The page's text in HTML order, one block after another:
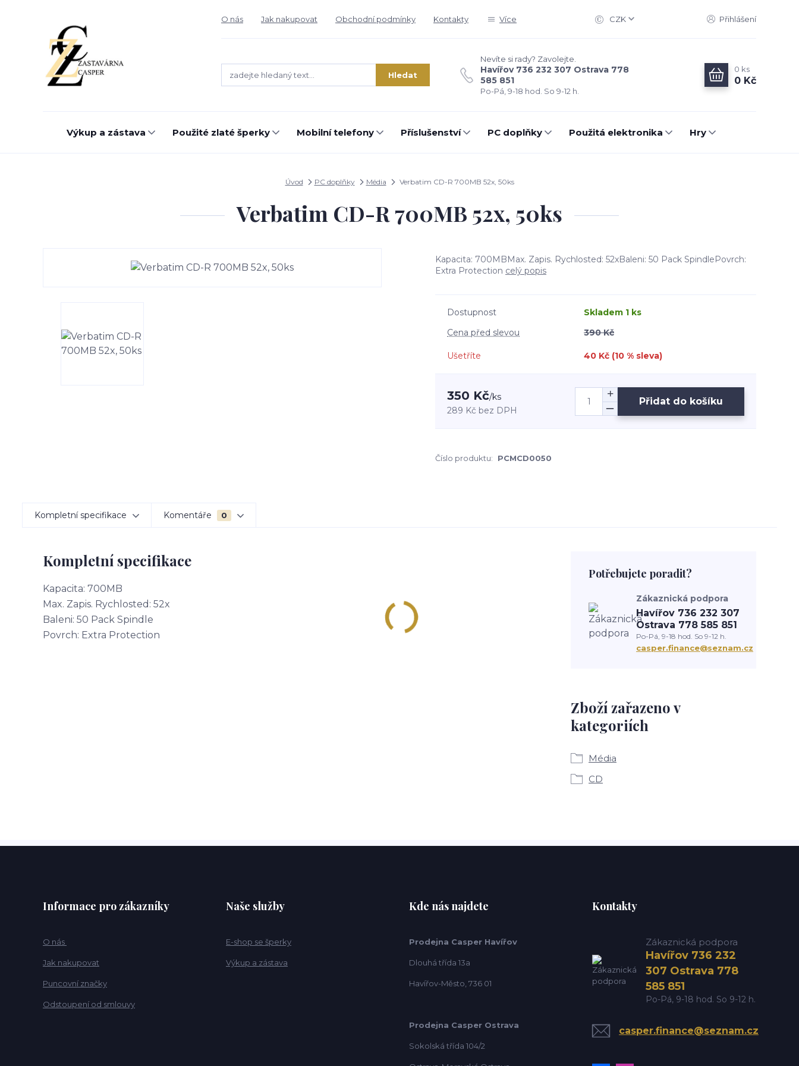
O nás Jak nakupovat Obchodní podmínky Kontakty Více CZK Přihlášení
Hledat
Nevíte si rady? Zavolejte.
Havířov 736 232 307 Ostrava 778
585 851
Po-Pá, 9-18 hod. So 9-12 h.
0 ks
0 Kč
Výkup a zástava Použité zlaté šperky Mobilní telefony Příslušenství PC doplňky Použitá elektronika Hry
Úvod PC doplňky Média Verbatim CD-R 700MB 52x, 50ks
Verbatim CD-R 700MB 52x, 50ks
Kapacita: 700MBMax. Zapis. Rychlosted: 52xBaleni: 50 Pack SpindlePovrch:
Extra Protection celý popis
Dostupnost
Skladem 1 ks
Cena před slevou
390 Kč
Ušetříte 40 Kč (10 % sleva)
350 Kč/ks
289 Kč bez DPH
Přidat do košíku
Číslo produktu: PCMCD0050
Kompletní specifikace Komentáře 0
Kompletní specifikace
Kapacita: 700MB
Max. Zapis. Rychlosted: 52x
Baleni: 50 Pack Spindle
Povrch: Extra Protection
Zboží zařazeno v
kategoriích
Média
CD
Potřebujete poradit?
Zákaznická podpora
Havířov 736 232 307
Ostrava 778 585 851
Po-Pá, 9-18 hod. So 9-12 h.
casper.finance@seznam.cz
Informace pro zákazníky
O nás
Jak nakupovat
Puncovní značky
Odstoupení od smlouvy
Naše služby
E-shop se šperky
Výkup a zástava
Kde nás najdete
Prodejna Casper Havířov
Dlouhá třída 13a
Havířov-Město, 736 01
Prodejna Casper Ostrava
Sokolská třída 104/2
Kontakty
Zákaznická podpora
Havířov 736 232
307 Ostrava 778
585 851
Po-Pá, 9-18 hod. So 9-12 h.
casper.finance@seznam.cz